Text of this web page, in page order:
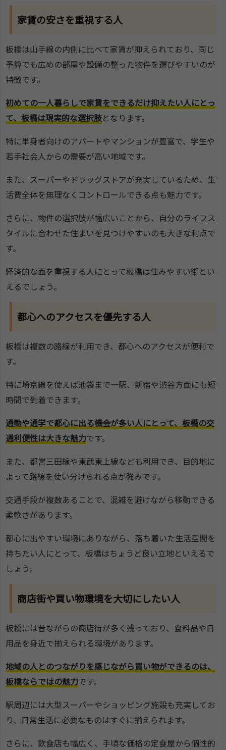
家賃の安さを重視する人
板橋は山手線の内側に比べて家賃が抑えられており、同じ
予算でも広めの部屋や設備の整った物件を選びやすいのが
特徴です。
初めての一人暮らしで家賃をできるだけ抑えたい人にとっ
て、板橋は現実的な選択肢となります。
特に単身者向けのアパートやマンションが豊富で、学生や
若手社会人からの需要が高い地域です。
また、スーパーやドラッグストアが充実しているため、生
活費全体を無理なくコントロールできる点も魅力です。
さらに、物件の選択肢が幅広いことから、自分のライフス
タイルに合わせた住まいを見つけやすいのも大きな利点で
す。
経済的な面を重視する人にとって板橋は住みやすい街とい
えるでしょう。
都心へのアクセスを優先する人
板橋は複数の路線が利用でき、都心へのアクセスが便利で
す。
特に埼京線を使えば池袋まで一駅、新宿や渋谷方面にも短
時間で到着できます。
通勤や通学で都心に出る機会が多い人にとって、板橋の交
通利便性は大きな魅力です。
また、都営三田線や東武東上線なども利用でき、目的地に
よって路線を使い分けられる点が強みです。
交通手段が複数あることで、混雑を避けながら移動できる
柔軟さがあります。
都心に出やすい環境にありながら、落ち着いた生活空間を
持ちたい人にとって、板橋はちょうど良い立地といえるで
しょう。
商店街や買い物環境を大切にしたい人
板橋には昔ながらの商店街が多く残っており、食料品や日
用品を身近で揃えられる環境があります。
地域の人とのつながりを感じながら買い物ができるのは、
板橋ならではの魅力です。
駅周辺には大型スーパーやショッピング施設も充実してお
り、日常生活に必要なものはすぐに揃えられます。
さらに、飲食店も幅広く、手頃な価格の定食屋から個性的